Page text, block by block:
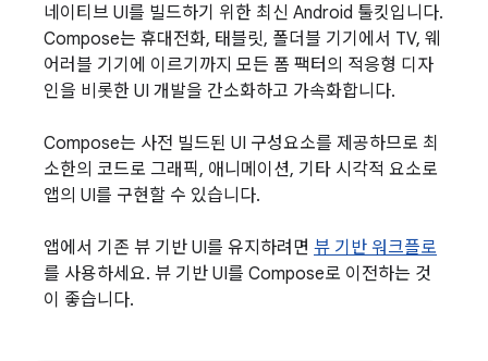
네이티브 UI를 빌드하기 위한 최신 Android 툴킷입니다.
Compose는 휴대전화, 태블릿, 폴더블 기기에서 TV, 웨
어러블 기기에 이르기까지 모든 폼 팩터의 적응형 디자
인을 비롯한 UI 개발을 간소화하고 가속화합니다.
Compose는 사전 빌드된 UI 구성요소를 제공하므로 최
소한의 코드로 그래픽, 애니메이션, 기타 시각적 요소로
앱의 UI를 구현할 수 있습니다.
앱에서 기존 뷰 기반 UI를 유지하려면 뷰 기반 워크플로
를 사용하세요. 뷰 기반 UI를 Compose로 이전하는 것
이 좋습니다.